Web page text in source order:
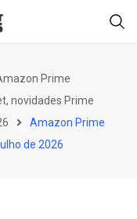
Prime
novidades Prime
Amazon Prime
de 2026